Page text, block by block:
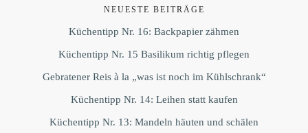
NEUESTE BEITRÄGE
Küchentipp Nr. 16: Backpapier zähmen
Küchentipp Nr. 15 Basilikum richtig pflegen
Gebratener Reis à la „was ist noch im Kühlschrank“
Küchentipp Nr. 14: Leihen statt kaufen
Küchentipp Nr. 13: Mandeln häuten und schälen